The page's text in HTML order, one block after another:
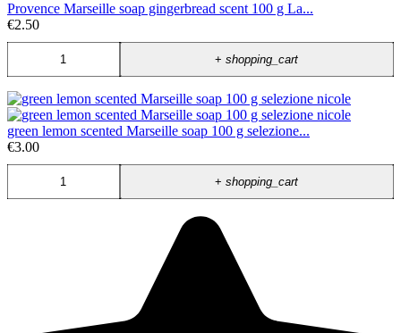
Provence Marseille soap gingerbread scent 100 g La...
€2.50
+shopping_cart
green lemon scented Marseille soap 100 g selezione...
€3.00
+shopping_cart